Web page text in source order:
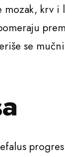
krv
se